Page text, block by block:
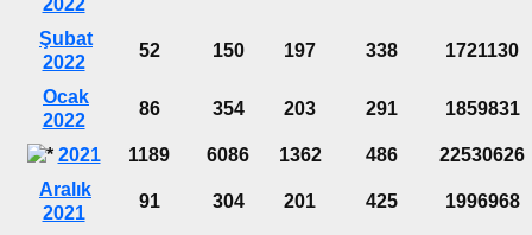
Şubat
2022
52 150 197 338 1721130
Ocak
2022
86 354 203 291 1859831
2021 1189 6086 1362 486
22530626
Aralık
2021
91 304 201 425 1996968